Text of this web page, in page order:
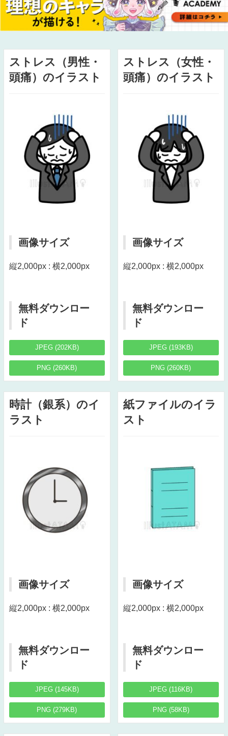
ストレス（男性・
頭痛）のイラスト
画像サイズ
縦2,000px : 横2,000px
無料ダウンロー
ド
JPEG (202KB)
PNG (260KB)
ストレス（女性・
頭痛）のイラスト
画像サイズ
縦2,000px : 横2,000px
無料ダウンロー
ド
JPEG (193KB)
PNG (260KB)
時計（銀系）のイ
ラスト
画像サイズ
縦2,000px : 横2,000px
無料ダウンロー
ド
JPEG (145KB)
PNG (279KB)
紙ファイルのイラ
スト
画像サイズ
縦2,000px : 横2,000px
無料ダウンロー
ド
JPEG (116KB)
PNG (58KB)